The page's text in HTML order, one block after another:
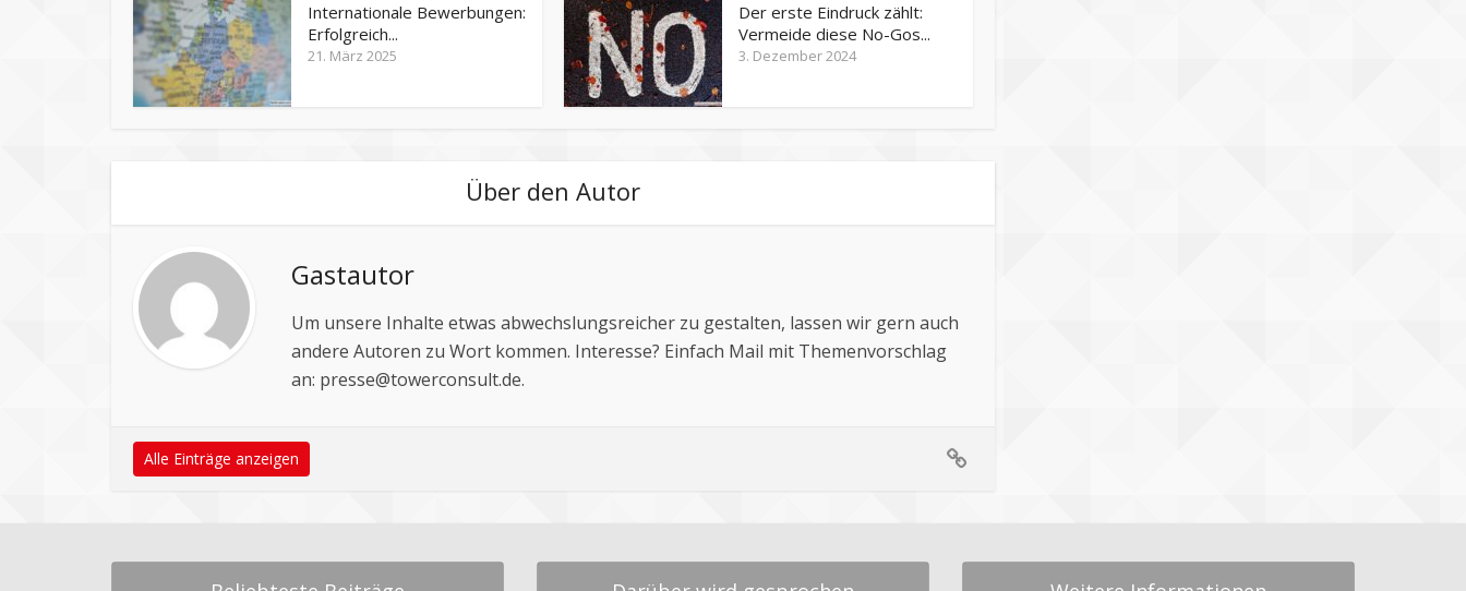
Internationale Bewerbungen:
Erfolgreich...
21. März 2025
Der erste Eindruck zählt:
Vermeide diese No-Gos...
3. Dezember 2024
Über den Autor
Gastautor
Um unsere Inhalte etwas abwechslungsreicher zu gestalten, lassen wir gern auch
andere Autoren zu Wort kommen. Interesse? Einfach Mail mit Themenvorschlag
an: presse@towerconsult.de.
Alle Einträge anzeigen